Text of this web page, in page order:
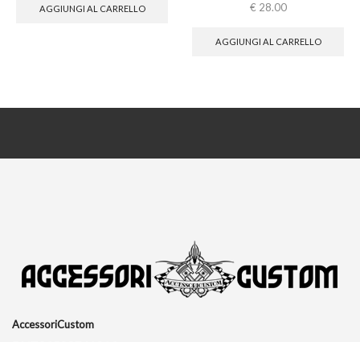
AGGIUNGI AL CARRELLO
€ 28.00
AGGIUNGI AL CARRELLO
AccessoriCustom